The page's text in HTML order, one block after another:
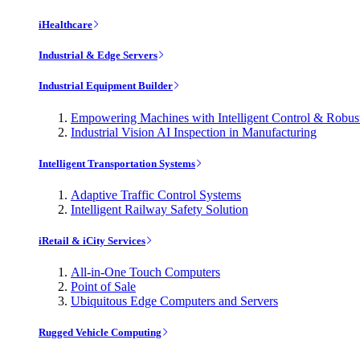
iHealthcare
Industrial & Edge Servers
Industrial Equipment Builder
Empowering Machines with Intelligent Control &
Industrial Vision AI Inspection in Manufacturing
Intelligent Transportation Systems
Adaptive Traffic Control Systems
Intelligent Railway Safety Solution
iRetail & iCity Services
All-in-One Touch Computers
Point of Sale
Ubiquitous Edge Computers and Servers
Rugged Vehicle Computing